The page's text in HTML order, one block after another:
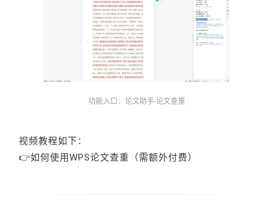
功能入口：论文助手-论文查重
视频教程如下：
👉如何使用WPS论文查重（需额外付费）